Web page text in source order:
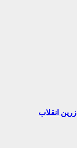
انقلاب